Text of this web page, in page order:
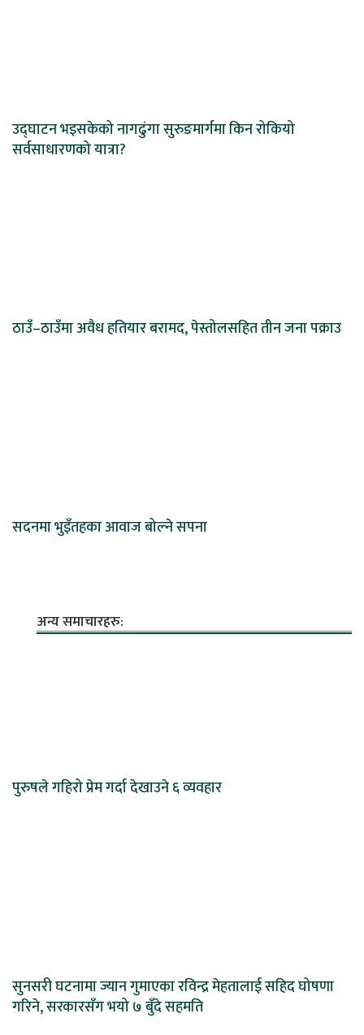
उद्घाटन भइसकेको नागढुंगा सुरुङमार्गमा किन रोकियो
सर्वसाधारणको यात्रा?
ठाउँ–ठाउँमा अवैध हतियार बरामद, पेस्तोलसहित तीन जना पक्राउ
सदनमा भुइँतहका आवाज बोल्ने सपना
अन्य समाचारहरु:
पुरुषले गहिरो प्रेम गर्दा देखाउने ६ व्यवहार
सुनसरी घटनामा ज्यान गुमाएका रविन्द्र मेहतालाई सहिद घोषणा
गरिने, सरकारसँग भयो ७ बुँदे सहमति